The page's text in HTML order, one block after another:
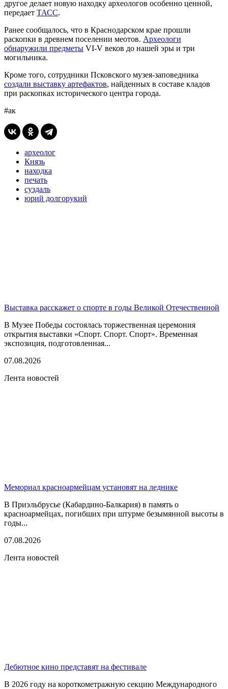
другое делает новую находку археологов особенно ценной,
передает ТАСС.
Ранее сообщалось, что в Краснодарском крае прошли
раскопки в древнем поселении меотов. Археологи
обнаружили предметы VI-V веков до нашей эры и три
могильника.
Кроме того, сотрудники Псковского музея-заповедника
создали выставку артефактов, найденных в составе кладов
при раскопках исторического центра города.
#ак
археолог
Князь
находка
печать
суздаль
юрий долгорукий
Выставка расскажет о спорте в годы Великой Отечественной
В Музее Победы состоялась торжественная церемония
открытия выставки «Спорт. Спорт. Спорт». Временная
экспозиция, подготовленная...
07.08.2026
Лента новостей
Мемориал красноармейцам установят на леднике
В Приэльбрусье (Кабардино-Балкария) в память о
красноармейцах, погибших при штурме безымянной высоты в
годы...
07.08.2026
Лента новостей
Дебютное кино представят на фестивале
В 2026 году на короткометражную секцию Международного